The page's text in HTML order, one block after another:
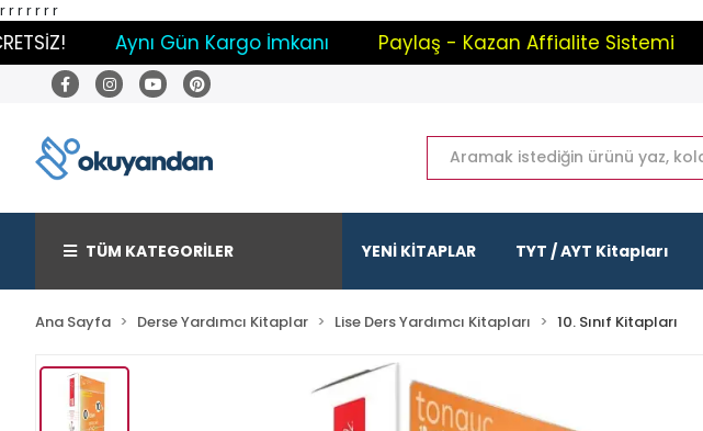
rrrrr r r
Aynı Gün Kargo İmkanı Paylaş - Kazan Affialite Sistemi
TÜM KATEGORİLER YENİ KİTAPLAR TYT / AYT Kitapları
Ana Sayfa Derse Yardımcı Kitaplar Lise Ders Yardımcı Kitapları 10. Sınıf Kitapları